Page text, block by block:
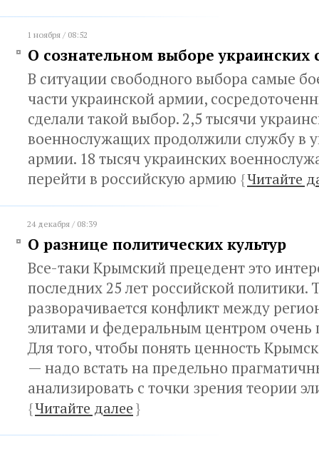
1 ноября / 08:52
О сознательном выборе украинских
В ситуации свободного выбора самые
части украинской армии,
сделали такой выбор. 2,5 тысячи
военнослужащих продолжили службу в
армии. 18 тысяч украинских
перейти в российскую армию {Читайте
24 декабря / 08:39
О разнице политических культур
Все-таки Крымский прецедент это
последних 25 лет российской политики.
разворачивается конфликт между
элитами и федеральным центром очень
Для того, чтобы понять ценность
— надо встать на предельно
анализировать с точки зрения теории
{Читайте далее}